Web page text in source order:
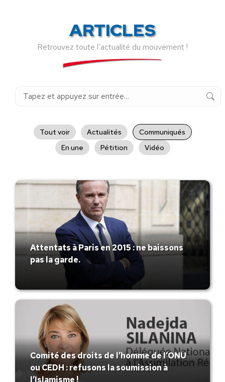
ARTICLES
Retrouvez toute l’actualité du mouvement !
Recherche
Tout voir Actualités
Communiqués
En une
Pétition Vidéo
Attentats à Paris en 2015 : ne baissons
pas la garde.
Comité des droits de l’homme de l’ONU
ou CEDH : refusons la soumission à
l’Islamisme !